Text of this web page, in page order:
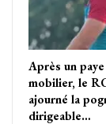
Après un
mobilier, le
ajourné la
dirigeable…